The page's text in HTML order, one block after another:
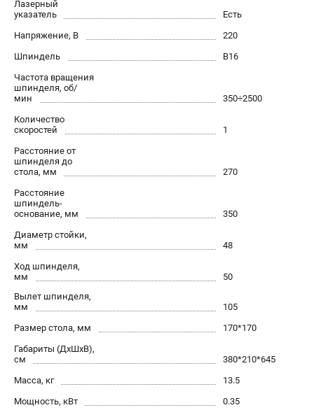
8 (812) 317-66-20
сб - с 10:00 до 16:00
Лазерный
указатель
Есть
Напряжение, В
220
Шпиндель
В16
Частота вращения
шпинделя, об/
мин
350÷2500
Количество
скоростей
1
Расстояние от
шпинделя до
стола, мм
270
Расстояние
шпиндель-
основание, мм
350
Диаметр стойки,
мм
48
Ход шпинделя,
мм
50
Вылет шпинделя,
мм
105
Размер стола, мм
170*170
Габариты (ДхШхВ),
см
380*210*645
Масса, кг
13.5
Мощность, кВт
0.35